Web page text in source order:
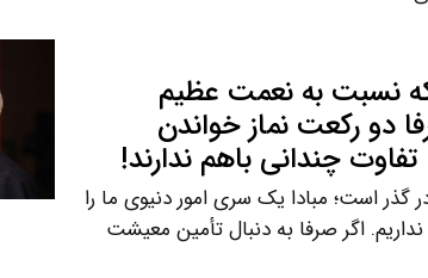
نسبت به نعمت عظیم
دو رکعت نماز خواندن
چندانی باهم ندارند!
است؛ مبادا یک سری امور دنیوی ما را
اگر صرفا به دنبال تأمین معیشت